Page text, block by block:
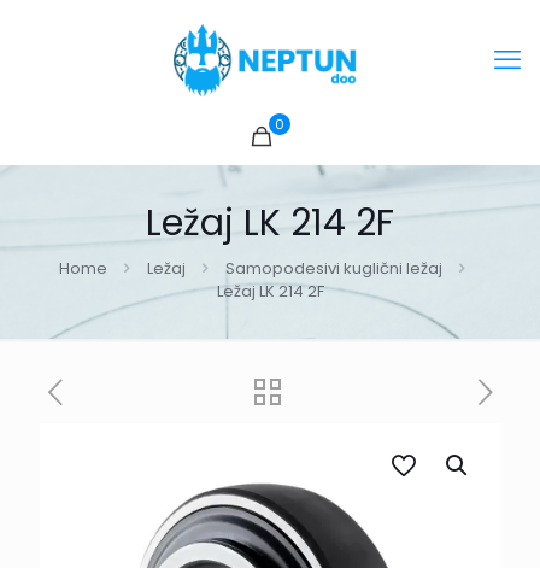
0
Ležaj LK 214 2F
Home Ležaj
Samopodesivi kuglični ležaj
Ležaj LK 214 2F